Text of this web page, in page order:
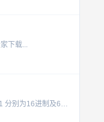
下载...
VHDL硬件描述，使用环境为Quartus2 6.1 分别为16进制及60进制计数器的源代码...